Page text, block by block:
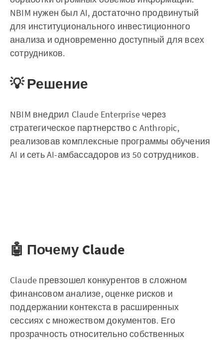
NBIM нужен был AI, достаточно продвинутый
для институционального инвестиционного
анализа и одновременно доступный для всех
сотрудников.
💡 Решение
NBIM внедрил Claude Enterprise через
стратегическое партнерство с Anthropic,
реализовав комплексные программы обучения
AI и сеть AI-амбассадоров из 50 сотрудников.
🤖 Почему Claude
Claude превзошел конкурентов в сложном
финансовом анализе, оценке рисков и
поддержании контекста в расширенных
сессиях с множеством документов. Его
прозрачность относительно собственных